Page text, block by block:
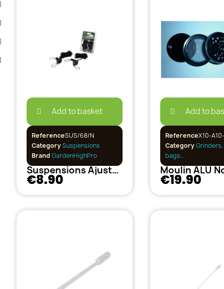
Add to basket
ReferenceSUS/68/N
CategorySuspensions
Brand GardenHighPro
Suspensions Ajustables 68 kg - Neptune
€8.90
Add to
ReferenceX10-
Category
bags...
€19.90